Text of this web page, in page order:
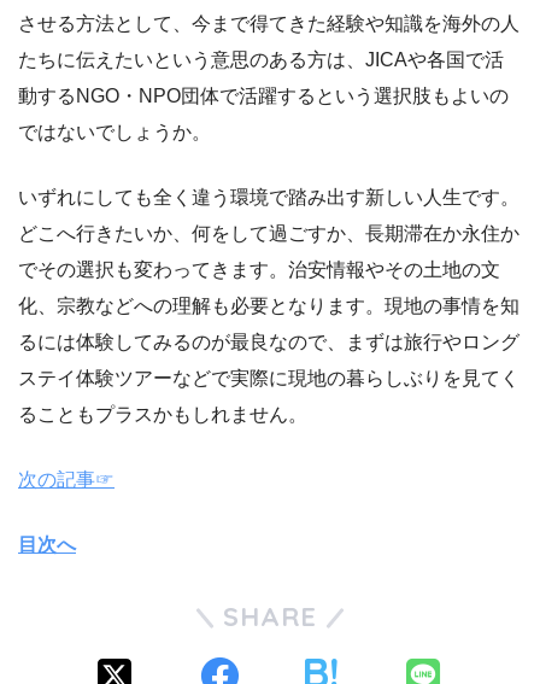
させる方法として、今まで得てきた経験や知識を海外の人
たちに伝えたいという意思のある方は、JICAや各国で活
動するNGO・NPO団体で活躍するという選択肢もよいの
ではないでしょうか。
いずれにしても全く違う環境で踏み出す新しい人生です。
どこへ行きたいか、何をして過ごすか、長期滞在か永住か
でその選択も変わってきます。治安情報やその土地の文
化、宗教などへの理解も必要となります。現地の事情を知
るには体験してみるのが最良なので、まずは旅行やロング
ステイ体験ツアーなどで実際に現地の暮らしぶりを見てく
ることもプラスかもしれません。
次の記事☞
目次へ
SHARE